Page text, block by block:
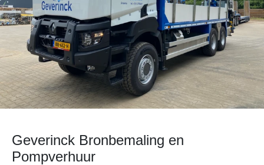
Geverinck Bronbemaling en
Pompverhuur